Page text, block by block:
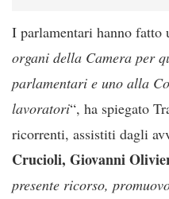
I parlamentari hanno fatto
organi della Camera per
parlamentari e uno alla
lavoratori“, ha spiegato
ricorrenti, assistiti dagli
Crucioli, Giovanni
presente ricorso,